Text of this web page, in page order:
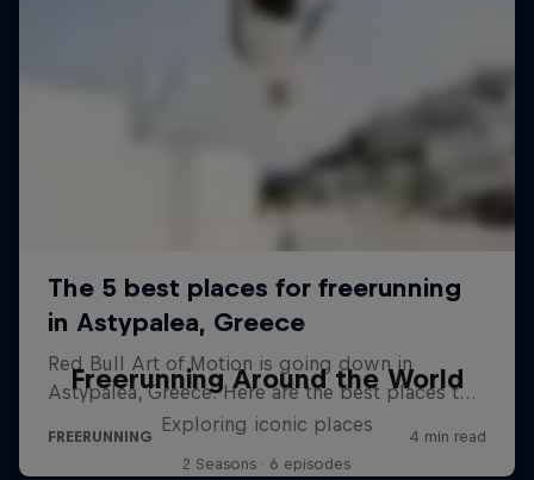
Freerunning Around the World
Exploring iconic places
2 Seasons · 6 episodes